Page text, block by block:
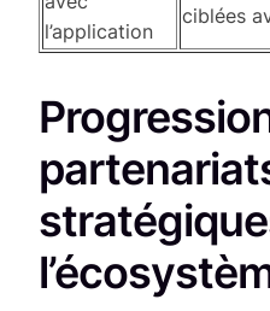
l’application
ciblées